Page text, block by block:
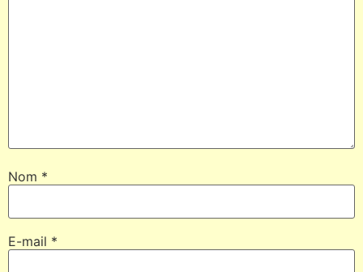
Nom *
E-mail *